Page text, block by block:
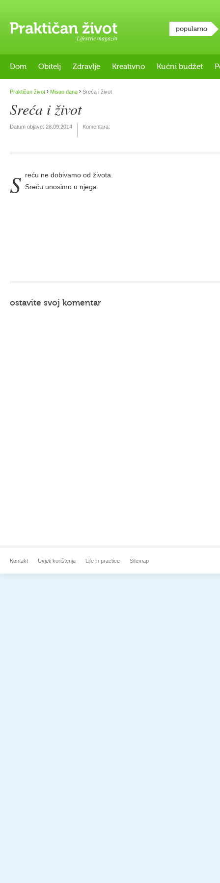
Lifestyle magazin
popularno
Dom Obitelj Zdravlje Kreativno Kućni budžet
Praktičan život › Misao dana › Sreća i život
Sreća i život
Datum objave: 28.09.2014 Komentara:
S reću ne dobivamo od života.
Sreću unosimo u njega.
ostavite svoj komentar
Kontakt Uvjeti korištenja Life in practice Sitemap